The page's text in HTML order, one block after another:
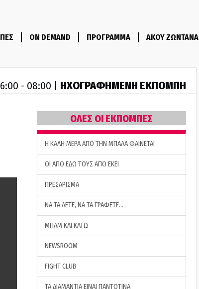
ON DEMAND ΠΡΟΓΡΑΜΜΑ ΑΚΟΥ ΖΩΝΤΑΝΑ
- 08:00 | ΗΧΟΓΡΑΦΗΜΕΝΗ ΕΚΠΟΜΠΗ
ΟΛΕΣ ΟΙ ΕΚΠΟΜΠΕΣ
H ΚΑΛΗ ΜΕΡΑ ΑΠΟ ΤΗΝ ΜΠΑΛΑ ΦΑΙΝΕΤΑΙ
ΟΙ ΑΠΟ ΕΔΩ ΤΟΥΣ ΑΠΟ ΕΚΕΙ
ΠΡΕΣΑΡΙΣΜΑ
ΝΑ ΤΑ ΛΕΤΕ, ΝΑ ΤΑ ΓΡΑΦΕΤΕ…
ΜΠΑΜ ΚΑΙ ΚΑΤΩ
NEWSROOM
FIGHT CLUB
ΤΑ ΔΙΑΜΑΝΤΙΑ ΕΙΝΑΙ ΠΑΝΤΟΤΙΝΑ